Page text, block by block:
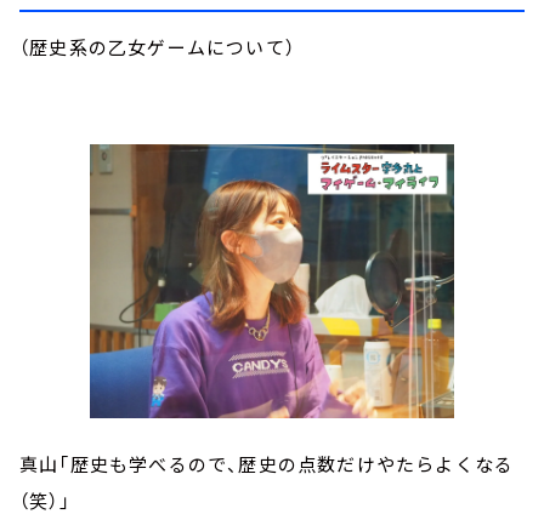
（歴史系の乙女ゲームについて）
真山「歴史も学べるので、歴史の点数だけやたらよくなる
（笑）」